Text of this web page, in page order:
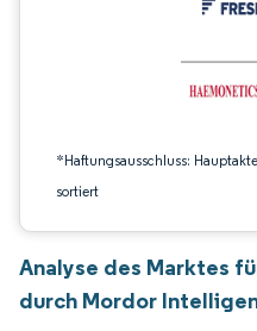
*Haftungsausschluss:
sortiert
Analyse des Marktes
durch Mordor